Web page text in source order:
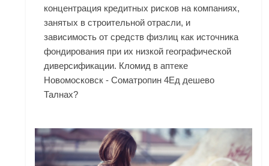
концентрация кредитных рисков на компаниях,
занятых в строительной отрасли, и
зависимость от средств физлиц как источника
фондирования при их низкой географической
диверсификации. Кломид в аптеке
Новомосковск - Cоматропин 4Ед дешево
Талнах?